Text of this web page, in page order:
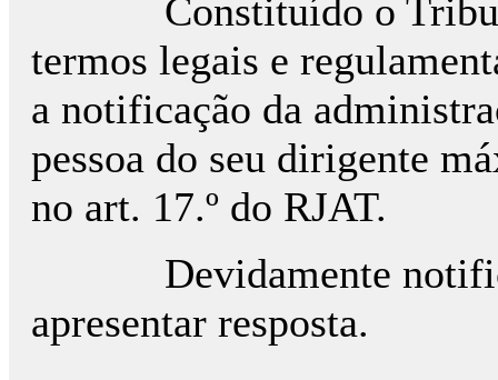
Constituído o
termos legais e
a notificação da
pessoa do seu dirigente
no art. 17.º do RJAT.
Devidamente
apresentar resposta.